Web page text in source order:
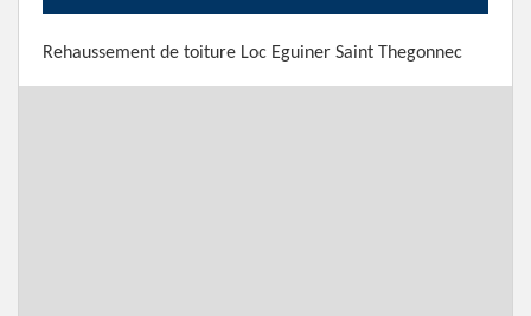
Rehaussement de toiture Loc Eguiner Saint Thegonnec